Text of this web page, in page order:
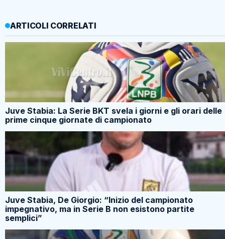
ARTICOLI CORRELATI
Juve Stabia: La Serie BKT svela i giorni e gli orari delle
prime cinque giornate di campionato
Juve Stabia, De Giorgio: “Inizio del campionato
impegnativo, ma in Serie B non esistono partite
semplici”